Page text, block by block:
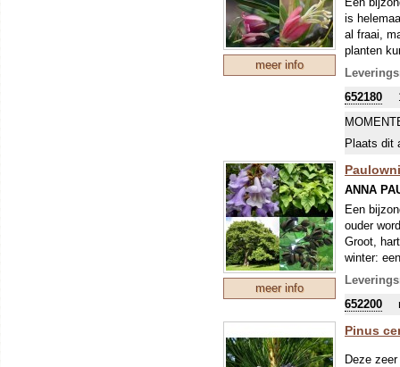
meer info
is
al fraai,
planten
ze een
652180
Plaats dit
meer info
ANNA
Een
ouder
Groot,
winter:
strepen in
652200
Pinus
Deze